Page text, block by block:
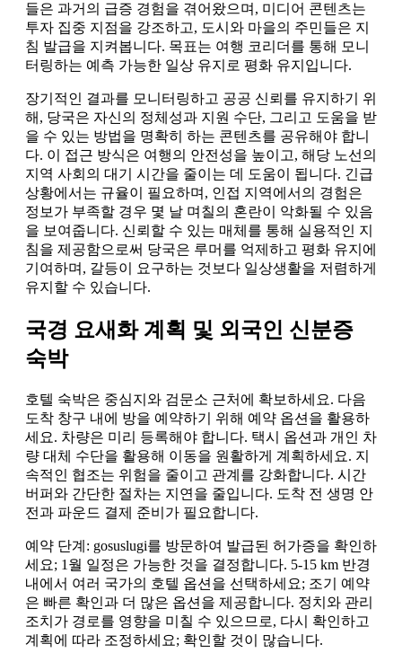
들은 과거의 급증 경험을 겪어왔으며, 미디어 콘텐츠는
투자 집중 지점을 강조하고, 도시와 마을의 주민들은 지
침 발급을 지켜봅니다. 목표는 여행 코리더를 통해 모니
터링하는 예측 가능한 일상 유지로 평화 유지입니다.
장기적인 결과를 모니터링하고 공공 신뢰를 유지하기 위
해, 당국은 자신의 정체성과 지원 수단, 그리고 도움을 받
을 수 있는 방법을 명확히 하는 콘텐츠를 공유해야 합니
다. 이 접근 방식은 여행의 안전성을 높이고, 해당 노선의
지역 사회의 대기 시간을 줄이는 데 도움이 됩니다. 긴급
상황에서는 규율이 필요하며, 인접 지역에서의 경험은
정보가 부족할 경우 몇 날 며칠의 혼란이 악화될 수 있음
을 보여줍니다. 신뢰할 수 있는 매체를 통해 실용적인 지
침을 제공함으로써 당국은 루머를 억제하고 평화 유지에
기여하며, 갈등이 요구하는 것보다 일상생활을 저렴하게
유지할 수 있습니다.
국경 요새화 계획 및 외국인 신분증
숙박
호텔 숙박은 중심지와 검문소 근처에 확보하세요. 다음
도착 창구 내에 방을 예약하기 위해 예약 옵션을 활용하
세요. 차량은 미리 등록해야 합니다. 택시 옵션과 개인 차
량 대체 수단을 활용해 이동을 원활하게 계획하세요. 지
속적인 협조는 위험을 줄이고 관계를 강화합니다. 시간
버퍼와 간단한 절차는 지연을 줄입니다. 도착 전 생명 안
전과 파운드 결제 준비가 필요합니다.
예약 단계: gosuslugi를 방문하여 발급된 허가증을 확인하
세요; 1월 일정은 가능한 것을 결정합니다. 5-15 km 반경
내에서 여러 국가의 호텔 옵션을 선택하세요; 조기 예약
은 빠른 확인과 더 많은 옵션을 제공합니다. 정치와 관리
조치가 경로를 영향을 미칠 수 있으므로, 다시 확인하고
계획에 따라 조정하세요; 확인할 것이 많습니다.